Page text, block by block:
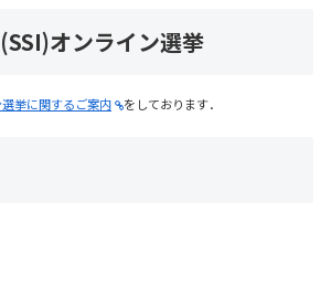
オンライン選挙
挙に関するご案内 をしております．